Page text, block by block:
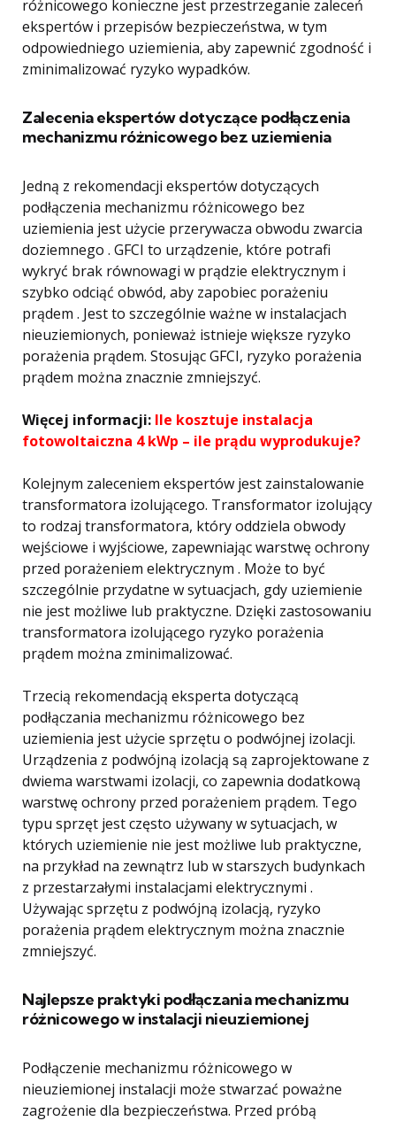
różnicowego konieczne jest przestrzeganie zaleceń
ekspertów i przepisów bezpieczeństwa, w tym
odpowiedniego uziemienia, aby zapewnić zgodność i
zminimalizować ryzyko wypadków.
Zalecenia ekspertów dotyczące podłączenia
mechanizmu różnicowego bez uziemienia
Jedną z rekomendacji ekspertów dotyczących
podłączenia mechanizmu różnicowego bez
uziemienia jest użycie przerywacza obwodu zwarcia
doziemnego . GFCI to urządzenie, które potrafi
wykryć brak równowagi w prądzie elektrycznym i
szybko odciąć obwód, aby zapobiec porażeniu
prądem . Jest to szczególnie ważne w instalacjach
nieuziemionych, ponieważ istnieje większe ryzyko
porażenia prądem. Stosując GFCI, ryzyko porażenia
prądem można znacznie zmniejszyć.
Więcej informacji: Ile kosztuje instalacja
fotowoltaiczna 4 kWp – ile prądu wyprodukuje?
Kolejnym zaleceniem ekspertów jest zainstalowanie
transformatora izolującego. Transformator izolujący
to rodzaj transformatora, który oddziela obwody
wejściowe i wyjściowe, zapewniając warstwę ochrony
przed porażeniem elektrycznym . Może to być
szczególnie przydatne w sytuacjach, gdy uziemienie
nie jest możliwe lub praktyczne. Dzięki zastosowaniu
transformatora izolującego ryzyko porażenia
prądem można zminimalizować.
Trzecią rekomendacją eksperta dotyczącą
podłączania mechanizmu różnicowego bez
uziemienia jest użycie sprzętu o podwójnej izolacji.
Urządzenia z podwójną izolacją są zaprojektowane z
dwiema warstwami izolacji, co zapewnia dodatkową
warstwę ochrony przed porażeniem prądem. Tego
typu sprzęt jest często używany w sytuacjach, w
których uziemienie nie jest możliwe lub praktyczne,
na przykład na zewnątrz lub w starszych budynkach
z przestarzałymi instalacjami elektrycznymi .
Używając sprzętu z podwójną izolacją, ryzyko
porażenia prądem elektrycznym można znacznie
zmniejszyć.
Najlepsze praktyki podłączania mechanizmu
różnicowego w instalacji nieuziemionej
Podłączenie mechanizmu różnicowego w
nieuziemionej instalacji może stwarzać poważne
zagrożenie dla bezpieczeństwa. Przed próbą